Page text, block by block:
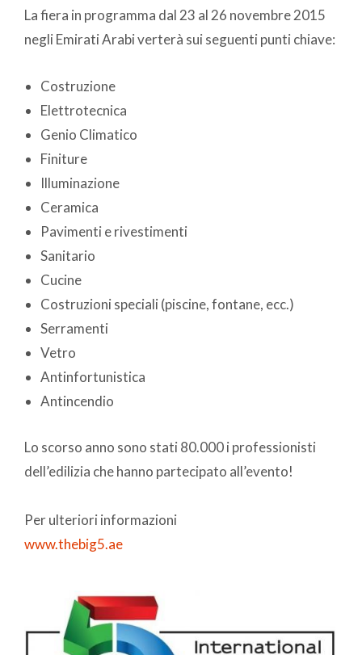
La fiera in programma dal 23 al 26 novembre 2015
negli Emirati Arabi verterà sui seguenti punti chiave:
Costruzione
Elettrotecnica
Genio Climatico
Finiture
Illuminazione
Ceramica
Pavimenti e rivestimenti
Sanitario
Cucine
Costruzioni speciali (piscine, fontane, ecc.)
Serramenti
Vetro
Antinfortunistica
Antincendio
Lo scorso anno sono stati 80.000 i professionisti
dell’edilizia che hanno partecipato all’evento!
Per ulteriori informazioni
www.thebig5.ae